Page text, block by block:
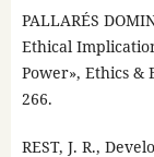
PALLARÉS
Ethical
Power», Ethics &
266.
REST, J. R.,